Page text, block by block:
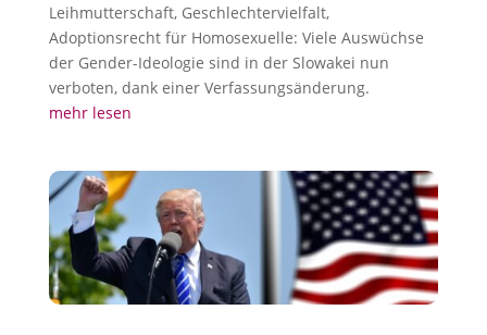
Leihmutterschaft, Geschlechtervielfalt,
Adoptionsrecht für Homosexuelle: Viele Auswüchse
der Gender-Ideologie sind in der Slowakei nun
verboten, dank einer Verfassungsänderung.
mehr lesen